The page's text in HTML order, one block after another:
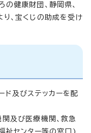
健康財団、静岡県、
、宝くじの助成を受け
ド及びステッカーを配
及び医療機関、救急
祉センター等の窓口)